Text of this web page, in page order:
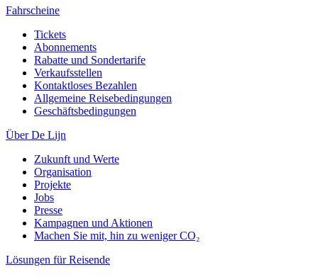
Fahrscheine
Tickets
Abonnements
Rabatte und Sondertarife
Verkaufsstellen
Kontaktloses Bezahlen
Allgemeine Reisebedingungen
Geschäftsbedingungen
Über De Lijn
Zukunft und Werte
Organisation
Projekte
Jobs
Presse
Kampagnen und Aktionen
Machen Sie mit, hin zu weniger CO₂
Lösungen für Reisende